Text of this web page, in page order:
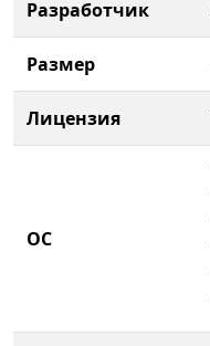
Разработчик
Размер
Лицензия
ОС